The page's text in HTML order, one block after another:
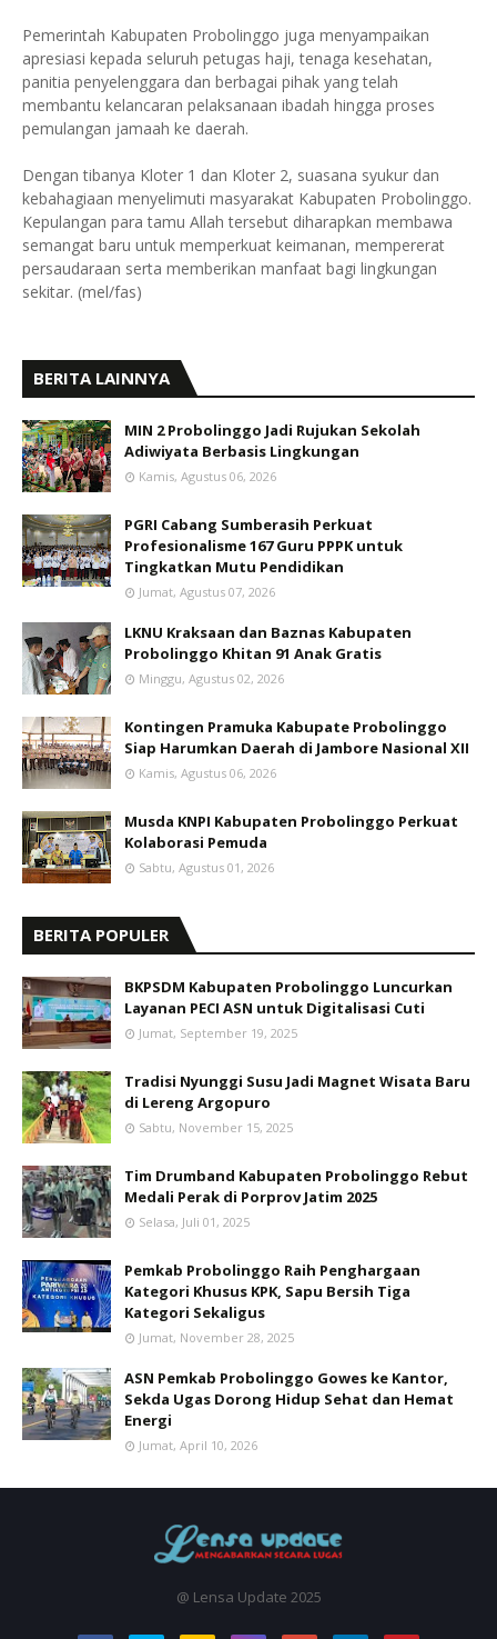
Pemerintah Kabupaten Probolinggo juga menyampaikan
apresiasi kepada seluruh petugas haji, tenaga kesehatan,
panitia penyelenggara dan berbagai pihak yang telah
membantu kelancaran pelaksanaan ibadah hingga proses
pemulangan jamaah ke daerah.
Dengan tibanya Kloter 1 dan Kloter 2, suasana syukur dan
kebahagiaan menyelimuti masyarakat Kabupaten Probolinggo.
Kepulangan para tamu Allah tersebut diharapkan membawa
semangat baru untuk memperkuat keimanan, mempererat
persaudaraan serta memberikan manfaat bagi lingkungan
sekitar. (mel/fas)
BERITA LAINNYA
MIN 2 Probolinggo Jadi Rujukan Sekolah
Adiwiyata Berbasis Lingkungan
Kamis, Agustus 06, 2026
PGRI Cabang Sumberasih Perkuat
Profesionalisme 167 Guru PPPK untuk
Tingkatkan Mutu Pendidikan
Jumat, Agustus 07, 2026
LKNU Kraksaan dan Baznas Kabupaten
Probolinggo Khitan 91 Anak Gratis
Minggu, Agustus 02, 2026
Kontingen Pramuka Kabupate Probolinggo
Siap Harumkan Daerah di Jambore Nasional XII
Kamis, Agustus 06, 2026
Musda KNPI Kabupaten Probolinggo Perkuat
Kolaborasi Pemuda
Sabtu, Agustus 01, 2026
BERITA POPULER
BKPSDM Kabupaten Probolinggo Luncurkan
Layanan PECI ASN untuk Digitalisasi Cuti
Jumat, September 19, 2025
Tradisi Nyunggi Susu Jadi Magnet Wisata Baru
di Lereng Argopuro
Sabtu, November 15, 2025
Tim Drumband Kabupaten Probolinggo Rebut
Medali Perak di Porprov Jatim 2025
Selasa, Juli 01, 2025
Pemkab Probolinggo Raih Penghargaan
Kategori Khusus KPK, Sapu Bersih Tiga
Kategori Sekaligus
Jumat, November 28, 2025
ASN Pemkab Probolinggo Gowes ke Kantor,
Sekda Ugas Dorong Hidup Sehat dan Hemat
Energi
Jumat, April 10, 2026
@ Lensa Update 2025